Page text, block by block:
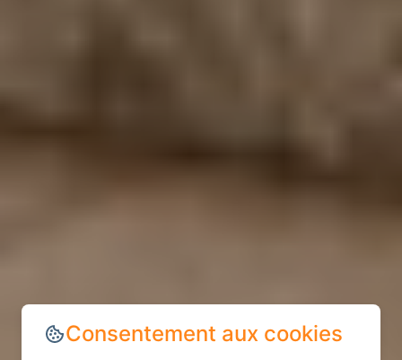
Consentement aux cookies